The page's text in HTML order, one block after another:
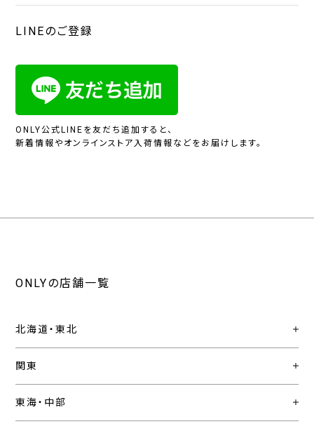
LINEのご登録
ONLY公式LINEを友だち追加すると、
新着情報やオンラインストア入荷情報などをお届けします。
ONLYの店舗一覧
北海道・東北
関東
東海・中部